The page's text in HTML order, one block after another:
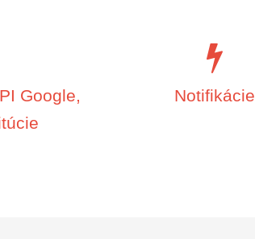
Google,
Notifikácie